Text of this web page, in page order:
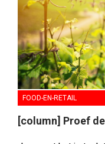
FOOD-EN-RETAIL
[column] Proef